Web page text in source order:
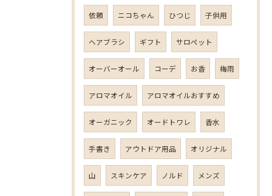
依頼 ニコちゃん ひつじ 子供用
ヘアブラシ ギフト サロペット
オーバーオール コーデ お香 梅雨
アロマオイル アロマオイルおすすめ
オーガニック オードトワレ 香水
手書き アウトドア用品 オリジナル
山 スキンケア ノルド メンズ